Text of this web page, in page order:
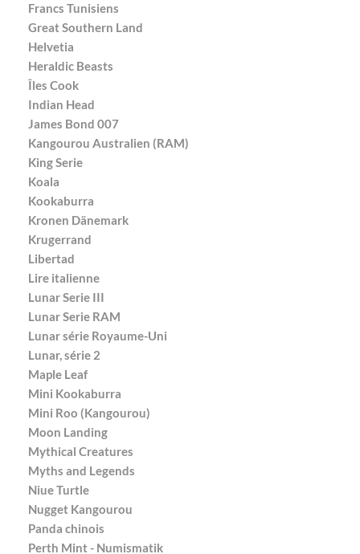
Francs Tunisiens
Great Southern Land
Helvetia
Heraldic Beasts
Îles Cook
Indian Head
James Bond 007
Kangourou Australien (RAM)
King Serie
Koala
Kookaburra
Kronen Dänemark
Krugerrand
Libertad
Lire italienne
Lunar Serie III
Lunar Serie RAM
Lunar série Royaume-Uni
Lunar, série 2
Maple Leaf
Mini Kookaburra
Mini Roo (Kangourou)
Moon Landing
Mythical Creatures
Myths and Legends
Niue Turtle
Nugget Kangourou
Panda chinois
Perth Mint - Numismatik